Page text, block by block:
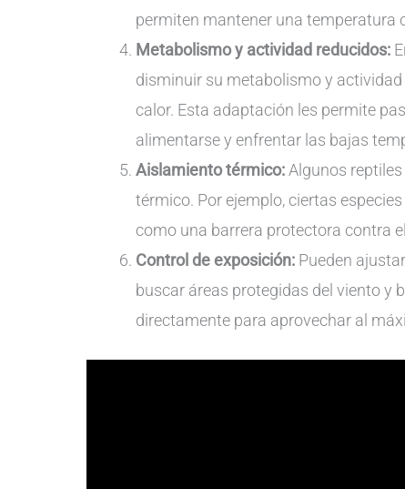
permiten mantener una temperatura
Metabolismo y actividad reducidos:
disminuir su metabolismo y
calor. Esta adaptación les permite
alimentarse y enfrentar las bajas
Aislamiento térmico: Algunos
térmico. Por ejemplo, ciertas
como una barrera protectora contra
Control de exposición: Pueden
buscar áreas protegidas del viento y
directamente para aprovechar al